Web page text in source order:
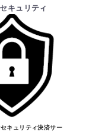
キュリティ
キュリティ決済サー